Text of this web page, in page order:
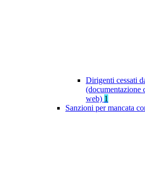
Dirigenti cessati
(documentazione
web) 1
Sanzioni per mancata